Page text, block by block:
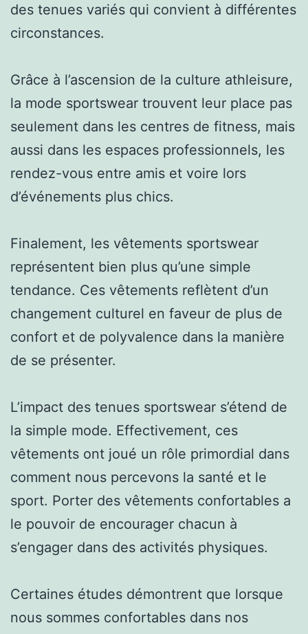
des tenues variés qui convient à différentes
circonstances.
Grâce à l’ascension de la culture athleisure,
la mode sportswear trouvent leur place pas
seulement dans les centres de fitness, mais
aussi dans les espaces professionnels, les
rendez-vous entre amis et voire lors
d’événements plus chics.
Finalement, les vêtements sportswear
représentent bien plus qu’une simple
tendance. Ces vêtements reflètent d’un
changement culturel en faveur de plus de
confort et de polyvalence dans la manière
de se présenter.
L’impact des tenues sportswear s’étend de
la simple mode. Effectivement, ces
vêtements ont joué un rôle primordial dans
comment nous percevons la santé et le
sport. Porter des vêtements confortables a
le pouvoir de encourager chacun à
s’engager dans des activités physiques.
Certaines études démontrent que lorsque
nous sommes confortables dans nos